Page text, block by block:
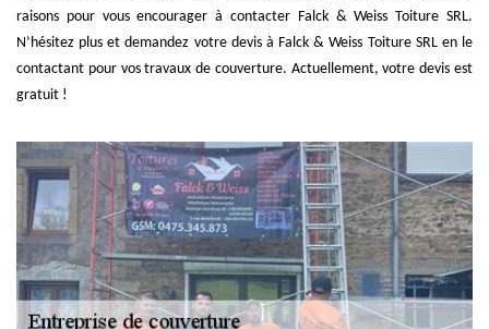
raisons pour vous encourager à contacter Falck & Weiss Toiture SRL.
N’hésitez plus et demandez votre devis à Falck & Weiss Toiture SRL en le
contactant pour vos travaux de couverture. Actuellement, votre devis est
gratuit !